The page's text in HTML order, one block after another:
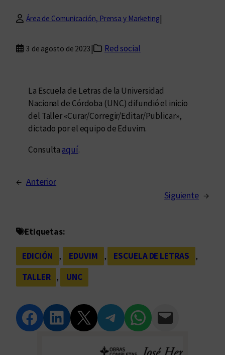
Área de Comunicación, Prensa y Marketing|
3 de agosto de 2023 | Red social
La Escuela de Letras de la Universidad
Nacional de Córdoba (UNC) difundió el inicio
del Taller «Curar/Corregir/Editar/Publicar»,
dictado por el equipo de Eduvim.
Consulta aquí.
← Anterior
Siguiente →
Etiquetas:
EDICIÓN , EDUVIM , ESCUELA DE LETRAS
,
TALLER
, UNC
Compartir en Facebook Compartir en LinkedIn Compartir en Twitter Compartir en Telegram Compartir en WhatsApp Compartir vía Email